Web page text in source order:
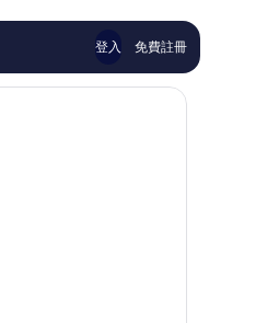
論
登入 免費註冊